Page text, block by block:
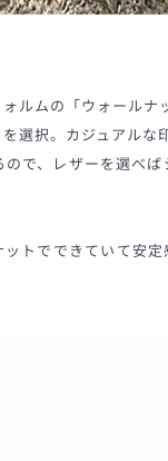
ルムの「ウォールナ
選択。カジュアルな
で、レザーを選べ
トでできていて安